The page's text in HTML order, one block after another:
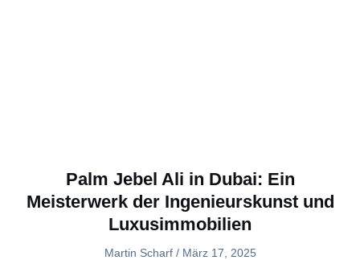
Palm Jebel Ali in Dubai: Ein
Meisterwerk der Ingenieurskunst und
Luxusimmobilien
Martin Scharf März 17, 2025